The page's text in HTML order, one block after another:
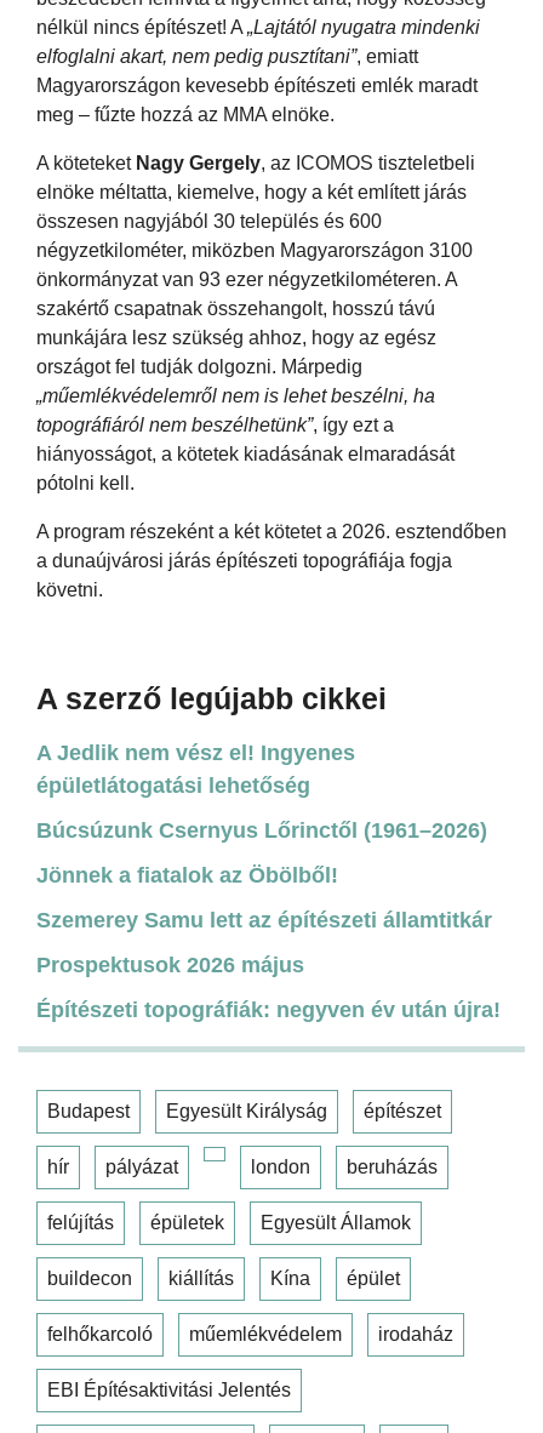
nélkül nincs építészet! A „Lajtától nyugatra mindenki
elfoglalni akart, nem pedig pusztítani”, emiatt
Magyarországon kevesebb építészeti emlék maradt
meg – fűzte hozzá az MMA elnöke.
A köteteket Nagy Gergely, az ICOMOS tiszteletbeli
elnöke méltatta, kiemelve, hogy a két említett járás
összesen nagyjából 30 település és 600
négyzetkilométer, miközben Magyarországon 3100
önkormányzat van 93 ezer négyzetkilométeren. A
szakértő csapatnak összehangolt, hosszú távú
munkájára lesz szükség ahhoz, hogy az egész
országot fel tudják dolgozni. Márpedig
„műemlékvédelemről nem is lehet beszélni, ha
topográfiáról nem beszélhetünk”, így ezt a
hiányosságot, a kötetek kiadásának elmaradását
pótolni kell.
A program részeként a két kötetet a 2026. esztendőben
a dunaújvárosi járás építészeti topográfiája fogja
követni.
A szerző legújabb cikkei
A Jedlik nem vész el! Ingyenes
épületlátogatási lehetőség
Búcsúzunk Csernyus Lőrinctől (1961–2026)
Jönnek a fiatalok az Öbölből!
Szemerey Samu lett az építészeti államtitkár
Prospektusok 2026 május
Építészeti topográfiák: negyven év után újra!
Budapest Egyesült Királyság építészet
hír pályázat london beruházás
felújítás épületek Egyesült Államok
buildecon kiállítás Kína épület
felhőkarcoló műemlékvédelem irodaház
EBI Építésaktivitási Jelentés